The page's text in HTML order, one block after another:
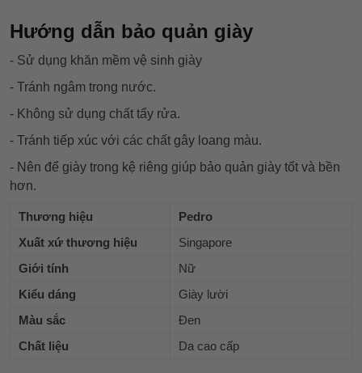
Hướng dẫn bảo quản giày
- Sử dụng khăn mềm vệ sinh giày
- Tránh ngâm trong nước.
- Không sử dụng chất tẩy rửa.
- Tránh tiếp xúc với các chất gây loang màu.
- Nên để giày trong kệ riêng giúp bảo quản giày tốt và bền
hơn.
Thương hiệu
Pedro
Xuất xứ thương hiệu
Singapore
Giới tính
Nữ
Kiểu dáng
Giày lười
Màu sắc
Đen
Chất liệu
Da cao cấp